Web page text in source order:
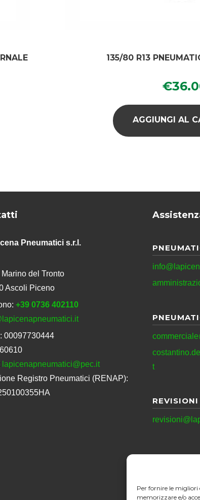
Per fornire le migliori
memorizzare e/o
135/80 R13
€
AGGIUNGI AL
Pneumatici s.r.l.
del Tronto
Ascoli Piceno
+39 0736 402110
00097730444
lapicenapneumatici@pec.it
Registro Pneumatici (RENAP):
t
REVISIONI